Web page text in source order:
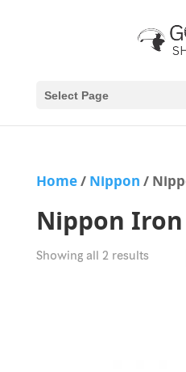
Select Page
Home/Nippon/
Nippon
Showing all 2 results